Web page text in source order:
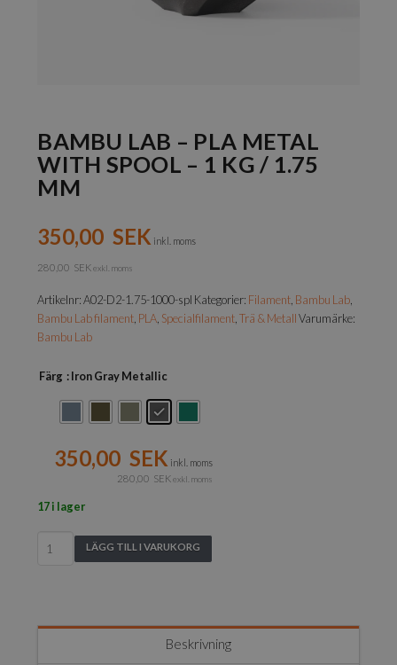
BAMBU LAB – PLA METAL
WITH SPOOL – 1 KG / 1.75
MM
350,00 SEK inkl. moms
280,00 SEK exkl. moms
Artikelnr:A02-D2-1.75-1000-spl Kategorier: Filament Bambu Lab
Bambu Lab filament PLA Specialfilament ,Trä & Metall Varumärke:
Bambu Lab
Färg : Iron Gray Metallic
350,00 SEK inkl. moms
280,00 SEKexkl. moms
17 i lager
Lab
with
LÄGG TILL I VARUKORG
Beskrivning